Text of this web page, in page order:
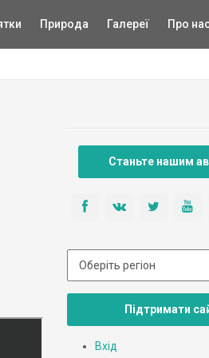
Природа Галереї Про
Станьте нашим
Підтримати
Вхід